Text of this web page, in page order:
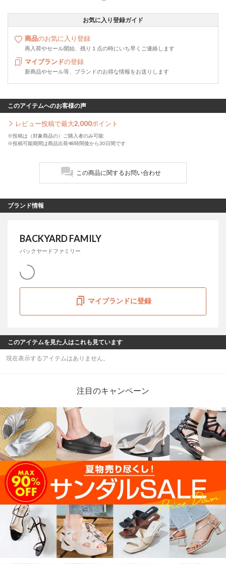
お気に入り登録ガイド
商品のお気に入り登録
再入荷やセール開始、残り１点の時にいち早くご連絡します
マイブランドの登録
新商品やセール等、ブランドのお得な情報をお送りします
このアイテムへのお客様の声
レビュー投稿で最大2,000ポイント
※投稿は（対象商品の）ご購入者のみ可能
※投稿可能期間は商品出荷48時間後から30日間です
この商品に関するお問い合わせ
ブランド情報
BACKYARD FAMILY
バックヤードファミリー
マイブランドに登録
このアイテムを見た人はこれも見ています
現在表示するアイテムはありません。
注目のキャンペーン